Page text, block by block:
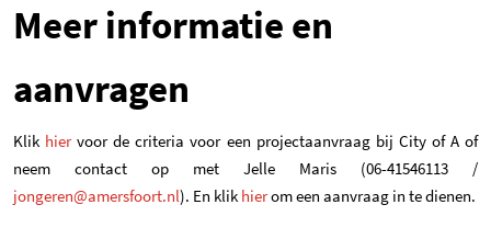
Meer informatie en
aanvragen
Klik hiervoor de criteria voor een projectaanvraag bij City of A of
neem contact op met Jelle Maris (06-41546113 /
jongeren@amersfoort.nl). En klik hierom een aanvraag in te dienen.